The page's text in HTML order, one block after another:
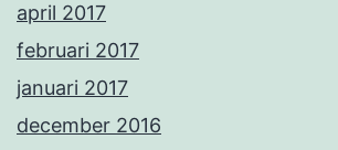
april 2017
februari 2017
januari 2017
december 2016